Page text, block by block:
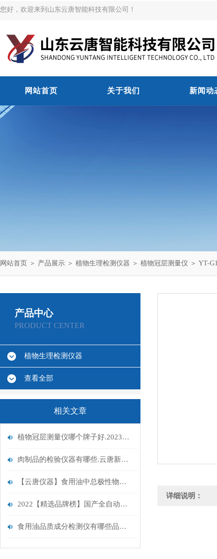
您好，欢迎来到山东云唐智能科技有限公司！
网站首页 关于我们 新闻动
网站首页 ＞ 产品展示 ＞ 植物生理检测仪器 ＞ 植物冠层测量仪 ＞ YT-
产品中心
PRODUCT CENTER
植物生理检测仪器
查看全部
相关文章
植物冠层测量仪哪个牌子好.2023行业畅销品牌云唐
肉制品的检验仪器有哪些.云唐新品上市
【云唐仪器】食用油中总极性物质检测仪@食用油中总极性物质检测仪
2022【精选品牌榜】国产全自动微生物快速检测仪器设备@云唐智能新升级
食用油品质成分检测仪有哪些品牌.2024精选品牌云唐
详细说明：